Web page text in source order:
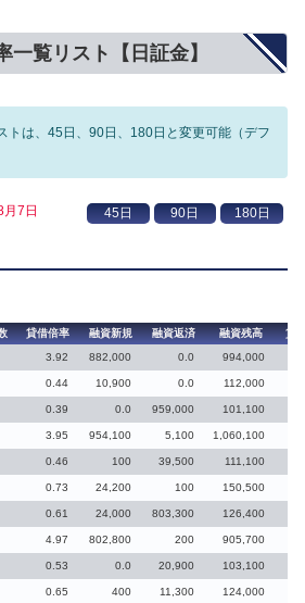
一覧リスト【日証金】
トは、45日、90日、180日と変更可能（デフ
7日
貸借倍率 融資新規 融資返済 融資残高
貸
3.92 882,000 0.0 994,000
0.44 10,900 0.0 112,000
0.39 0.0 959,000 101,100
3.95 954,100 5,100 1,060,100
0.46 100 39,500 111,100
0.73 24,200 100 150,500
0.61 24,000 803,300 126,400
4.97 802,800 200 905,700
0.53 0.0 20,900 103,100
0.65 400 11,300 124,000